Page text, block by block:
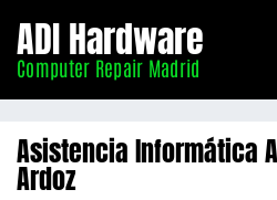
Madrid
ADI Hardware
Computer Repair Madrid
Asistencia Informática
Ardoz